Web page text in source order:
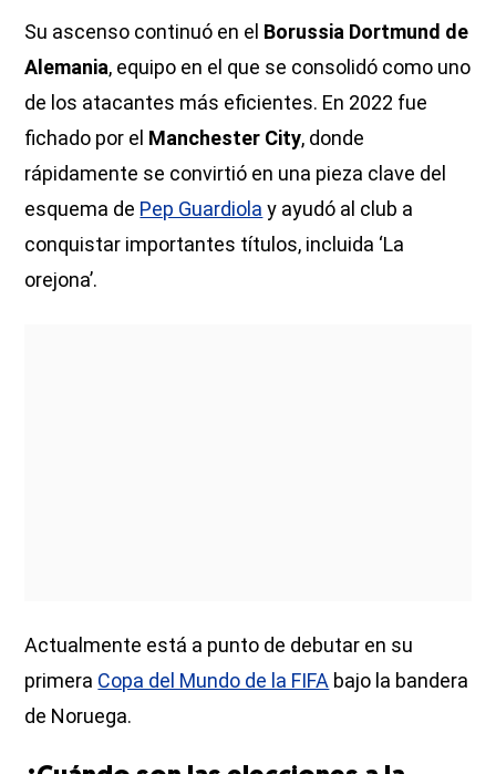
Su ascenso continuó en el Borussia Dortmund de
Alemania, equipo en el que se consolidó como uno
de los atacantes más eficientes. En 2022 fue
fichado por el Manchester City, donde
rápidamente se convirtió en una pieza clave del
esquema de Pep Guardiola y ayudó al club a
conquistar importantes títulos, incluida ‘La
orejona’.
Actualmente está a punto de debutar en su
primera Copa del Mundo de la FIFA bajo la bandera
de Noruega.